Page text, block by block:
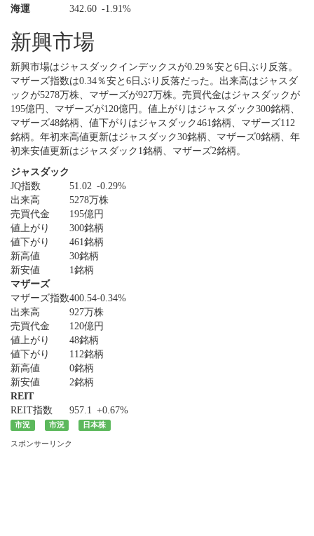
海運 342.60 -1.91%
新興市場
新興市場はジャスダックインデックスが0.29％安と6日ぶり反落。
マザーズ指数は0.34％安と6日ぶり反落だった。出来高はジャスダ
ックが5278万株、マザーズが927万株。売買代金はジャスダックが
195億円、マザーズが120億円。値上がりはジャスダック300銘柄、
マザーズ48銘柄、値下がりはジャスダック461銘柄、マザーズ112
銘柄。年初来高値更新はジャスダック30銘柄、マザーズ0銘柄、年
初来安値更新はジャスダック1銘柄、マザーズ2銘柄。
ジャスダック
JQ指数
51.02 -0.29%
出来高
5278万株
売買代金
195億円
値上がり
300銘柄
値下がり
461銘柄
新高値
30銘柄
新安値
1銘柄
マザーズ
マザーズ指数400.54-0.34%
出来高
927万株
売買代金
120億円
値上がり
48銘柄
値下がり
112銘柄
新高値
0銘柄
新安値
2銘柄
REIT
REIT指数
957.1 +0.67%
市況 市況 日本株
スポンサーリンク